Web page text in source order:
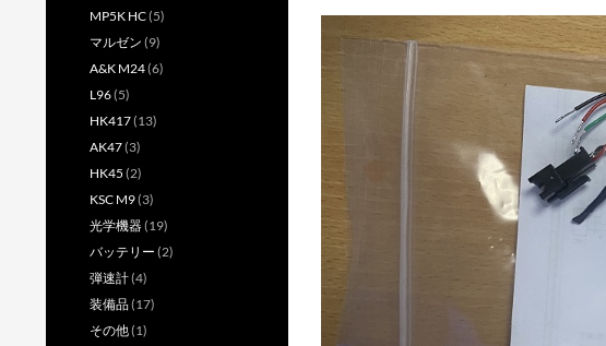
MP5K HC(5)
マルゼン (9)
A&K M24(6)
L96(5)
HK417(13)
AK47(3)
HK45 (2)
KSC M9(3)
光学機器(19)
バッテリー (2)
弾速計(4)
装備品(17)
その他(1)